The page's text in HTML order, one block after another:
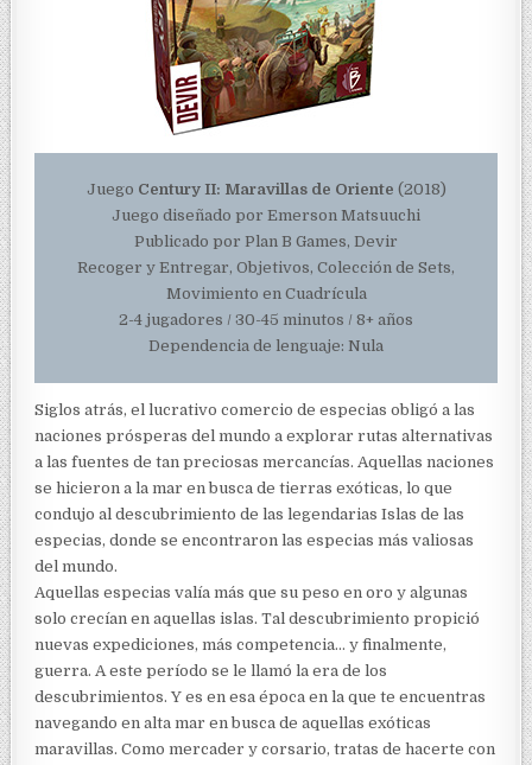
Juego Century II: Maravillas de Oriente (2018)
Juego diseñado por Emerson Matsuuchi
Publicado por Plan B Games, Devir
Recoger y Entregar, Objetivos, Colección de Sets,
Movimiento en Cuadrícula
2-4 jugadores / 30-45 minutos / 8+ años
Dependencia de lenguaje: Nula
Siglos atrás, el lucrativo comercio de especias obligó a las
naciones prósperas del mundo a explorar rutas alternativas
a las fuentes de tan preciosas mercancías. Aquellas naciones
se hicieron a la mar en busca de tierras exóticas, lo que
condujo al descubrimiento de las legendarias Islas de las
especias, donde se encontraron las especias más valiosas
del mundo.
Aquellas especias valía más que su peso en oro y algunas
solo crecían en aquellas islas. Tal descubrimiento propició
nuevas expediciones, más competencia… y finalmente,
guerra. A este período se le llamó la era de los
descubrimientos. Y es en esa época en la que te encuentras
navegando en alta mar en busca de aquellas exóticas
maravillas. Como mercader y corsario, tratas de hacerte con